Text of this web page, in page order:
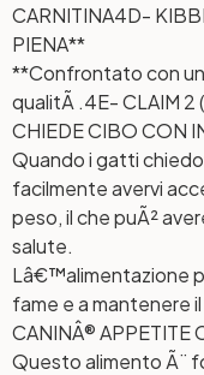
CARNITINA4D-
PIENA**
**Confrontato con
qualitÃ .4E- CLAIM 2
CHIEDE CIBO CON
Quando i gatti
facilmente avervi
peso, il che puÃ²
salute.
Lâ€™alimentazione
fame e a mantenere
CANINÂ® APPETITE
Questo alimento Ã¨